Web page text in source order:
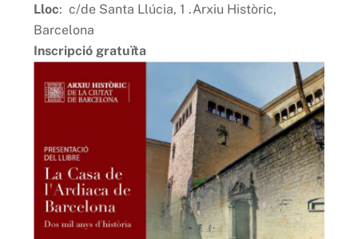
Lloc: c/de Santa Llúcia, 1 .Arxiu Històric,
Barcelona
Inscripció gratuïta